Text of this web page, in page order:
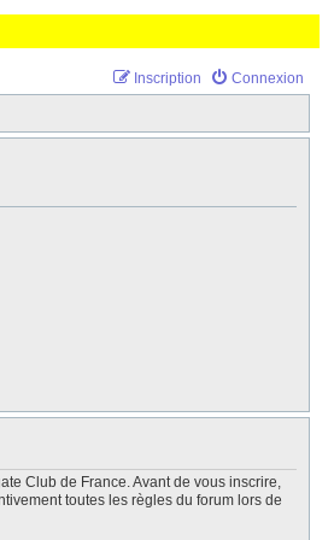
Connexion
Inscription
Club de France. Avant de vous inscrire,
toutes les règles du forum lors de